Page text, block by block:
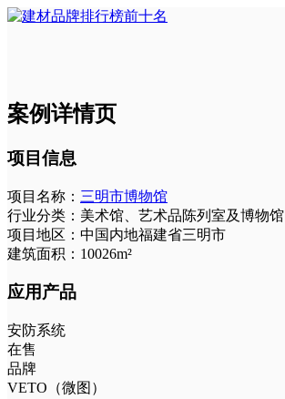
案例详情页
项目信息
项目名称： 三明市博物馆
行业分类： 美术馆、艺术品陈列室及博物馆
项目地区： 中国内地福建省三明市
建筑面积： 10026m²
应用产品
安防系统
在售
品牌
VETO（微图）